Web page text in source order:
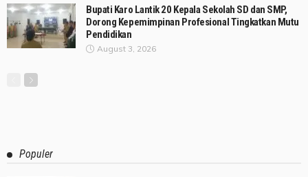
Bupati Karo Lantik 20 Kepala Sekolah SD dan SMP,
Dorong Kepemimpinan Profesional Tingkatkan Mutu
Pendidikan
August 3, 2026
Populer